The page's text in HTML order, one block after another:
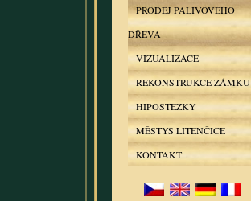
PRODEJ PALIVOVÉHO
DŘEVA
VIZUALIZACE
REKONSTRUKCE ZÁMKU
HIPOSTEZKY
MĚSTYS LITENČICE
KONTAKT